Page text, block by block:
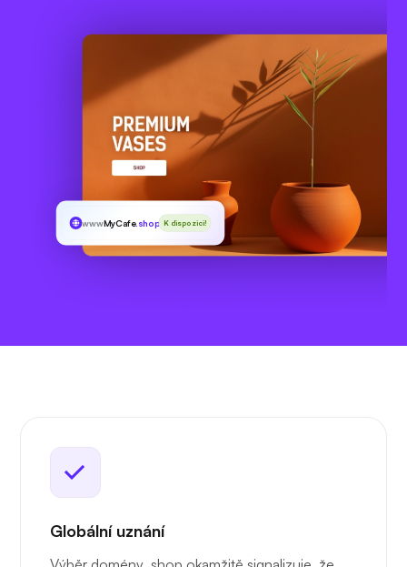
wwwMyCafe.shop K dispozici!
Globální uznání